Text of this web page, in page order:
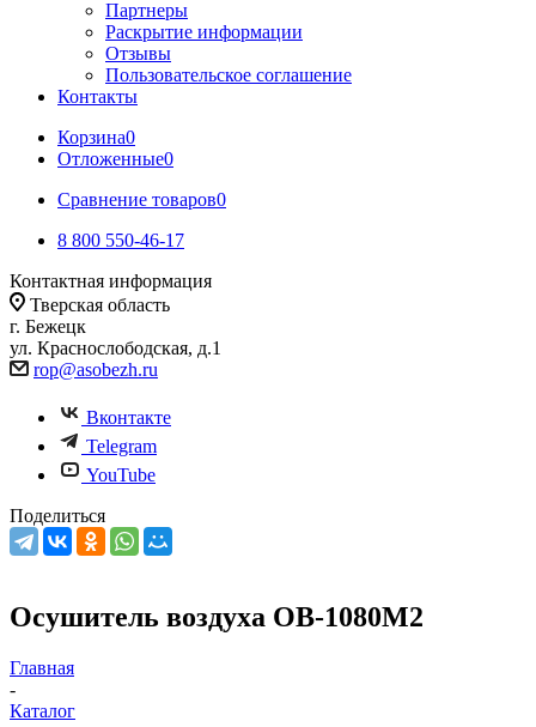
Партнеры
Раскрытие информации
Отзывы
Пользовательское соглашение
Контакты
Корзина0
Отложенные0
Сравнение товаров0
8 800 550-46-17
Контактная информация
Тверская область
г. Бежецк
ул. Краснослободская, д.1
rop@asobezh.ru
Вконтакте
Telegram
YouTube
Поделиться
Осушитель воздуха ОВ-1080М2
Главная
-
Каталог